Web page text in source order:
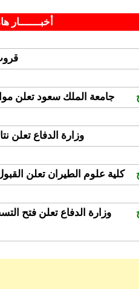
أخبـــــــار
جامعة الملك سعود تعلن
وزارة الدفاع تعلن
كلية علوم الطيران تعلن القبول
وزارة الدفاع تعلن فتح